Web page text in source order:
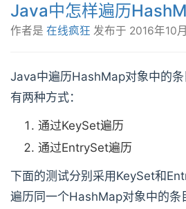
Java中怎样遍历
作者是 在线疯狂 发布于 2016年10
Java中遍历HashMap对象中的
有两种方式：
通过KeySet遍历
通过EntrySet遍历
下面的测试分别采用KeySet和
遍历同一个HashMap对象中的条